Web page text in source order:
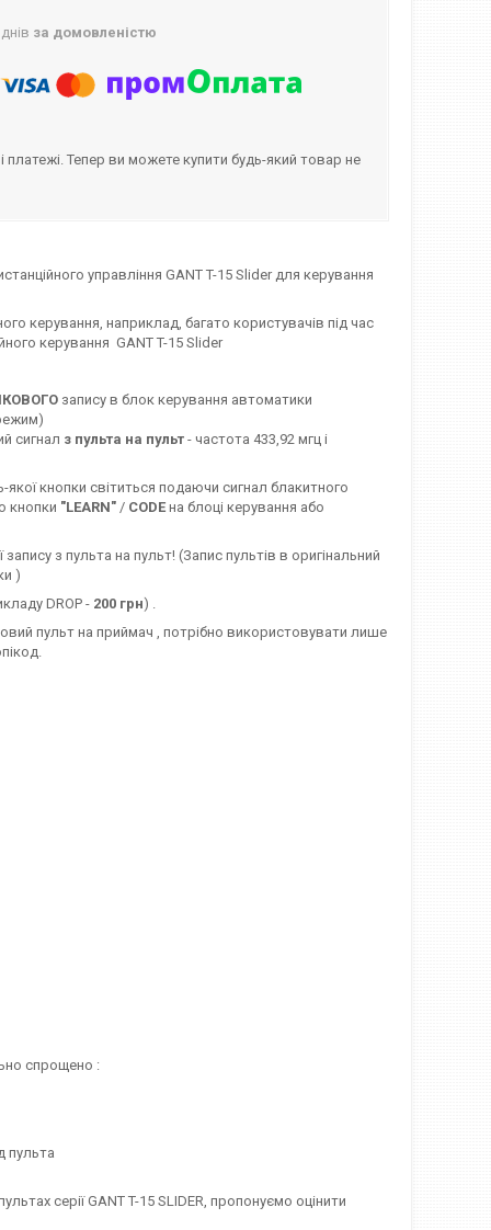
за домовленістю
платежі. Тепер ви можете купити будь-який товар не
управління GANT T-15 Slider для керування
керування, наприклад, багато користувачів під час
керування GANT T-15 Slider
запису в блок керування автоматики
сигнал з пульта на пульт - частота 433,92 мгц і
якої кнопки світиться подаючи сигнал блакитного
кнопки "LEARN" / CODE на блоці керування або
з пульта на пульт! (Запис пультів в оригінальний
)
DROP - 200 грн) .
пульт на приймач , потрібно використовувати лише
спрощено :
пульта
серії GANT T-15 SLIDER, пропонуємо оцінити